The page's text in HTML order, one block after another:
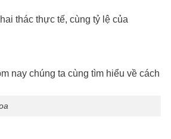
thác thực tế, cùng tỷ lệ của